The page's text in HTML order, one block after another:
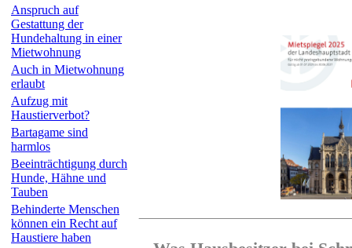
Anspruch auf
Gestattung der
Hundehaltung in einer
Mietwohnung
Auch in Mietwohnung
erlaubt
Aufzug mit
Haustierverbot?
Bartagame sind
harmlos
Beeinträchtigung durch
Hunde, Hähne und
Tauben
Behinderte Menschen
können ein Recht auf
Haustiere haben